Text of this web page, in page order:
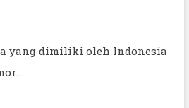
yang dimiliki oleh Indonesia